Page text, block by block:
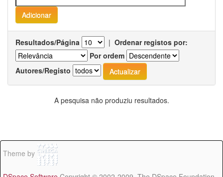
Resultados/Página | Ordenar registos por:
Por ordem
Autores/Registo
A pesquisa não produziu resultados.
Theme by